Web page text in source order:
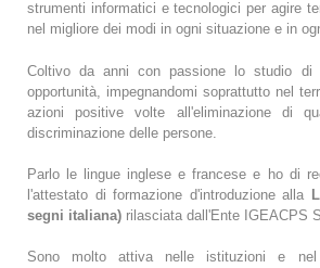
strumenti informatici e tecnologici per agire
nel migliore dei modi in ogni situazione e in
Coltivo da anni con passione lo studio di
opportunità, impegnandomi soprattutto nel
azioni positive volte all'eliminazione di
discriminazione delle persone.
Parlo le lingue inglese e francese e ho di
l'attestato di formazione d'introduzione alla
segni italiana) rilasciata dall'Ente IGEACPS
Sono molto attiva nelle istituzioni e nel